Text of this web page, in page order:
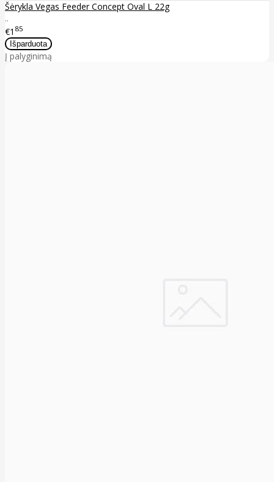
Šėrykla Vegas Feeder Concept Oval L 22g
..
€1 85
Į palyginimą